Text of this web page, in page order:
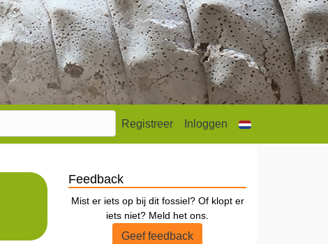
Registreer Inloggen
Feedback
Mist er iets op bij dit fossiel? Of klopt er
iets niet? Meld het ons.
Geef feedback